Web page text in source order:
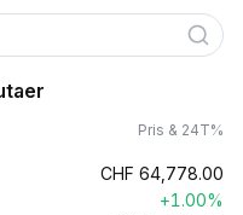
Pris & 24T%
CHF 64,778.00
+1.00%